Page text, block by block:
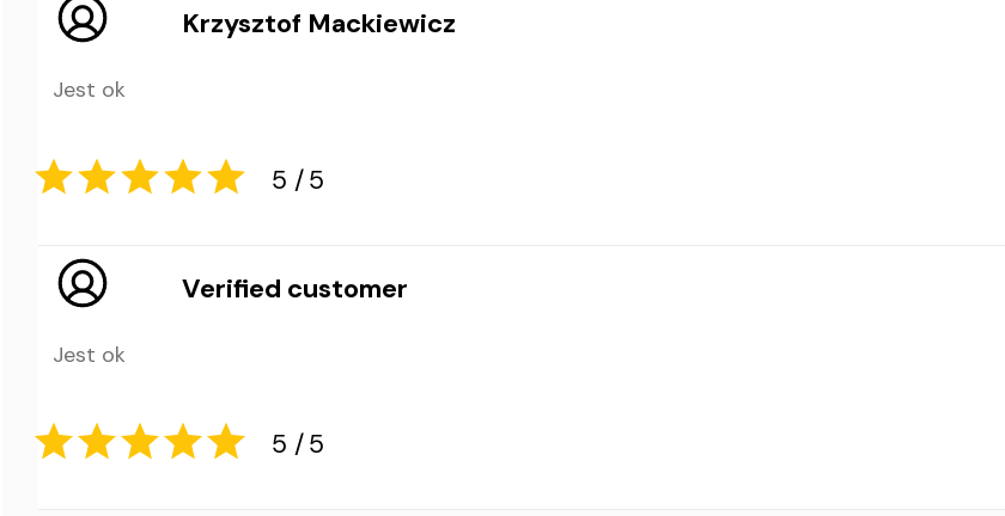
5 5
Krzysztof Mackiewicz
Jest ok
Verified customer
Jest ok